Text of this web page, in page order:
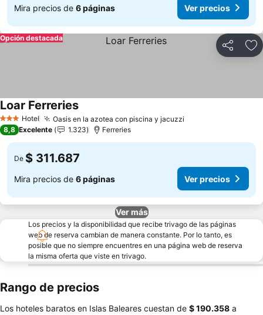
Mira precios de 6 páginas Ver precios
Compartir
Opción destacada
3 Estrellas
Hotel Oasis en la azotea con piscina y jacuzzi
Loar FerreriesVer precios
8,8 Excelente 1.323 Ferreries
De $ 311.687
Mira precios de 6 páginas Ver precios
Ver más
Los precios y la disponibilidad que recibe trivago de las páginas
web de reserva cambian de manera constante. Por lo tanto, es
posible que no siempre encuentres en una página web de reserva
la misma oferta que viste en trivago.
Rango de precios
Los hoteles baratos en Islas Baleares cuestan de ‎$ 190.358 a